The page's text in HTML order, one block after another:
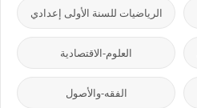
الرياضيات للسنة الأولى إعدادي
العلوم-الاقتصادية
الفقه-والأصول